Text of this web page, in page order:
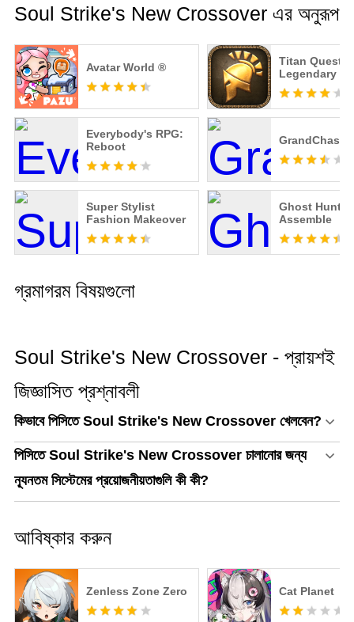
Soul Strike's New Crossover এর অনুরূপ
Avatar World ®
Titan Quest:
Legendary
Everybody's RPG:
Reboot
GrandChase
Super Stylist
Fashion Makeover
Ghost
Assemble
গ্রমাগরম বিষয়গুলো
Soul Strike's New Crossover - প্রায়শই
জিজ্ঞাসিত প্রশ্নাবলী
কিভাবে পিসিতে Soul Strike's New Crossover খেলবেন?
পিসিতে Soul Strike's New Crossover চালানোর জন্য
ন্যূনতম সিস্টেমের প্রয়োজনীয়তাগুলি কী কী?
আবিষ্কার করুন
Zenless Zone Zero Cat Planet